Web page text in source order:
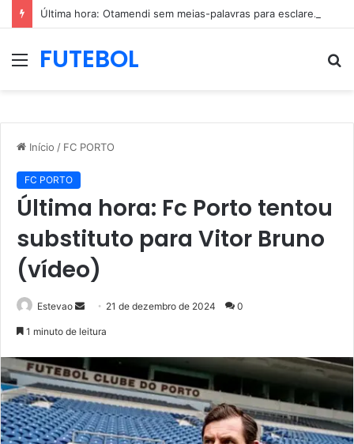
Última hora: Otamendi sem meias-palavras para esclarecer a polêmica após derrota diante do Sporting (vídeo)
MenuFUTEBOL
Início / FC PORTO
FC PORTO
Última hora: Fc Porto tentou
substituto para Vitor Bruno
(vídeo)
Estevao
Mande
mail
21 de dezembro de 2024 0
1 minuto de leitura